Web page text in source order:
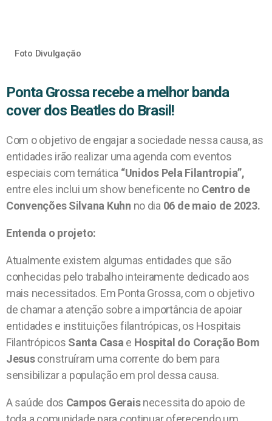
Foto Divulgação
Ponta Grossa recebe a melhor banda
cover dos Beatles do Brasil!
Com o objetivo de engajar a sociedade nessa causa, as
entidades irão realizar uma agenda com eventos
especiais com temática “Unidos Pela Filantropia”,
entre eles inclui um show beneficente no Centro de
Convenções Silvana Kuhn no dia 06 de maio de 2023.
Entenda o projeto:
Atualmente existem algumas entidades que são
conhecidas pelo trabalho inteiramente dedicado aos
mais necessitados. Em Ponta Grossa, com o objetivo
de chamar a atenção sobre a importância de apoiar
entidades e instituições filantrópicas, os Hospitais
Filantrópicos Santa Casa e Hospital do Coração Bom
Jesusconstruíram uma corrente do bem para
sensibilizar a população em prol dessa causa.
A saúde dos Campos Geraisnecessita do apoio de